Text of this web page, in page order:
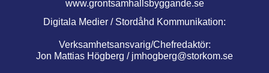
www.grontsamhallsbyggande.se
Digitala Medier / Stordåhd Kommunikation:
Verksamhetsansvarig/Chefredaktör:
Jon Mattias Högberg / jmhogberg@storkom.se